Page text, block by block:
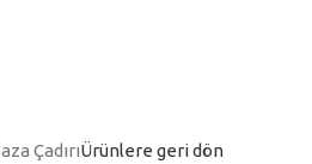
ÇadırıÜrünlere geri dön